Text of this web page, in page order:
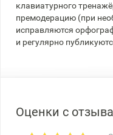
клавиатурного
премодерацию (при
исправляются
и регулярно
Оценки с